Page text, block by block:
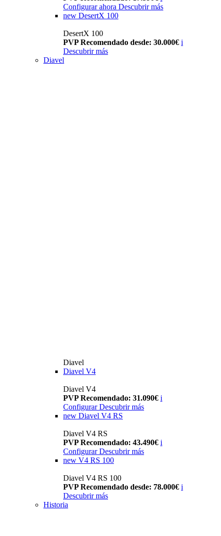
Configurar ahora Descubrir más
new DesertX 100
DesertX 100
PVP Recomendado desde: 30.000€ i
Descubrir más
Diavel
Diavel
Diavel V4
Diavel V4
PVP Recomendado: 31.090€ i
Configurar Descubrir más
new Diavel V4 RS
Diavel V4 RS
PVP Recomendado: 43.490€ i
Configurar Descubrir más
new V4 RS 100
Diavel V4 RS 100
PVP Recomendado desde: 78.000€ i
Descubrir más
Historia